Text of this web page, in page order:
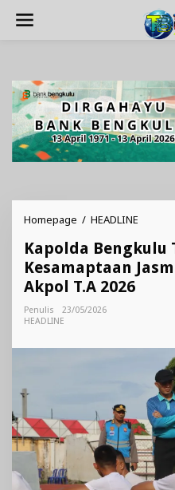
Homepage / HEADLINE
Tinjau
Uji
Akpol
2026
Kapolda Bengkulu
Kesamaptaan
Akpol T.A 2026
Penulis
23/05/2026
HEADLINE